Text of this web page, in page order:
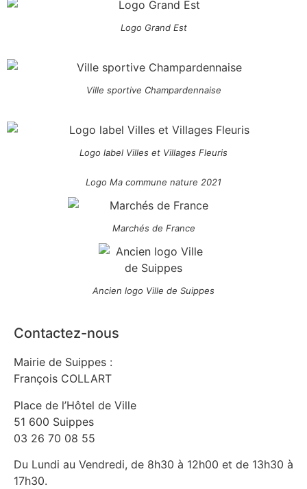
Logo Grand Est
Ville sportive Champardennaise
Logo label Villes et Villages Fleuris
Logo Ma commune nature 2021
Marchés de France
Ancien logo Ville de Suippes
Contactez-nous
Mairie de Suippes :
François COLLART
Place de l’Hôtel de Ville
51 600 Suippes
03 26 70 08 55
Du Lundi au Vendredi, de 8h30 à 12h00 et de 13h30 à
17h30.